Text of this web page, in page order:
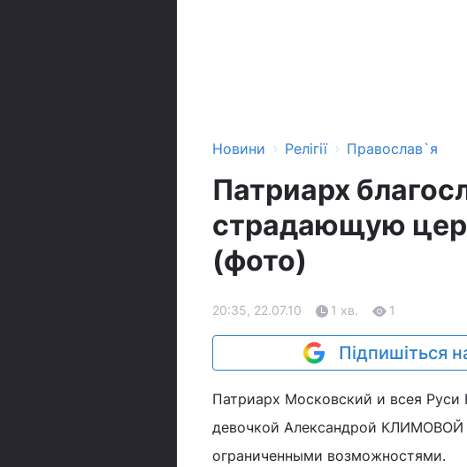
Новини › Релігії › Православ`я
Патриарх
страдающую
(фото)
20:35, 22.07.10 1 хв. 1
Підпишіться
Патриарх Московский и всея Руси
девочкой Александрой КЛИМОВОЙ
ограниченными возможностями.